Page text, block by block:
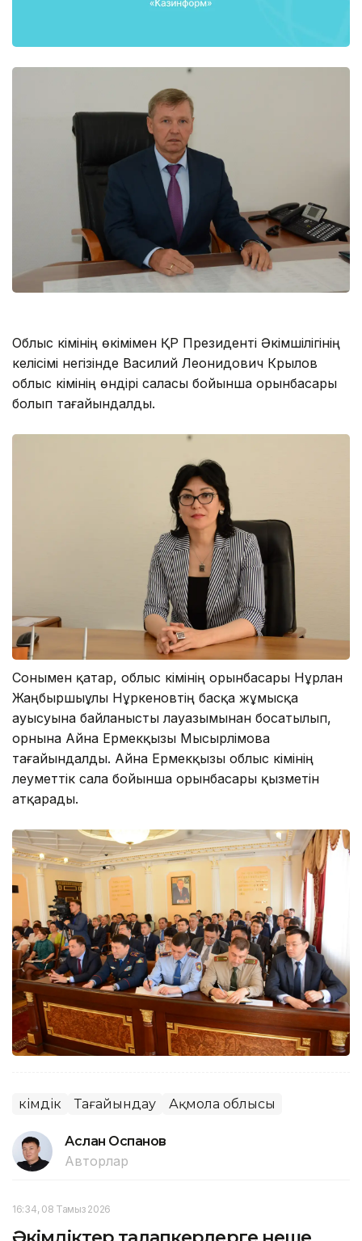
Облыс әкімінің өкімімен ҚР Президенті Әкімшілігінің
келісімі негізінде Василий Леонидович Крылов
облыс әкімінің өндірі саласы бойынша орынбасары
болып тағайындалды.
Сонымен қатар, облыс әкімінің орынбасары Нұрлан
Жаңбыршыұлы Нұркеновтің басқа жұмысқа
ауысуына байланысты лауазымынан босатылып,
орнына Айна Ермекқызы Мысырәлімова
тағайындалды. Айна Ермекқызы облыс әкімінің
әлеуметтік сала бойынша орынбасары қызметін
атқарады.
Әкімдік Тағайындау Ақмола облысы
Аслан Оспанов
Авторлар
16:34, 08 Тамыз 2026